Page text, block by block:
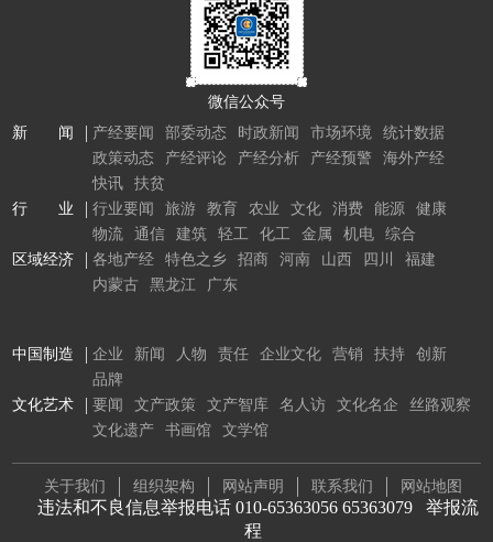
微信公众号
新 闻
产经要闻 部委动态 时政新闻 市场环境
统计数据
政策动态
产经评论 产经分析 产经预警
海外产经
快讯
扶贫
行 业
行业要闻 旅游 教育 农业 文化 消费 能源
健康
物流
通信 建筑 轻工 化工 金属 机电
综合
区域经济
各地产经 特色之乡 招商 河南 山西 四川
福建
内蒙古
黑龙江 广东
中国制造 企业 新闻 人物 责任 企业文化 营销 扶持
创新
品牌
文化艺术
要闻 文产政策 文产智库 名人访 文化名企
丝路观察
文化遗产
书画馆 文学馆
关于我们 组织架构 网站声明 联系我们 网站地图
违法和不良信息举报电话 010-65363056 65363079 举报流
程